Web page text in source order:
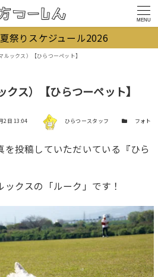
MENU
祭りスケジュール2026
ルックス）【ひらつーペット】
ス）【ひらつーペット】
2日 13:04 著者 ひらつースタッフ カテゴリー
フォト
を投稿していただいている『ひら
クスの「ルーク」です！